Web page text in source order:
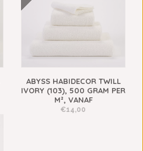
ABYSS HABIDECOR TWILL
IVORY (103), 500 GRAM PER
M², VANAF
€14,00